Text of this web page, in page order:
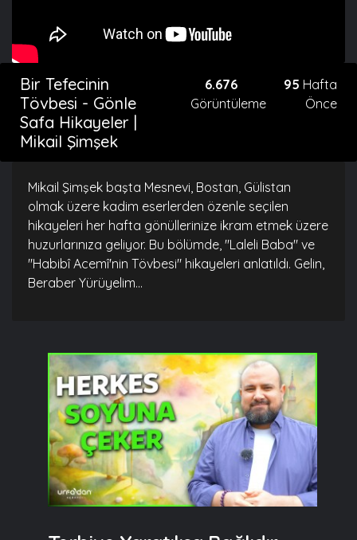
Bir Tefecinin
Tövbesi - Gönle
Safa Hikayeler |
Mikail Şimşek
6.676
Görüntüleme
95 Hafta
Önce
Mikail Şimşek başta Mesnevi, Bostan, Gülistan
olmak üzere kadim eserlerden özenle seçilen
hikayeleri her hafta gönüllerinize ikram etmek üzere
huzurlarınıza geliyor. Bu bölümde, "Laleli Baba" ve
"Habibî Acemî'nin Tövbesi" hikayeleri anlatıldı. Gelin,
Beraber Yürüyelim...